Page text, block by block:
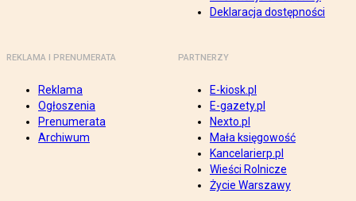
Deklaracja dostępności
REKLAMA I PRENUMERATA
Reklama
Ogłoszenia
Prenumerata
Archiwum
PARTNERZY
E-kiosk.pl
E-gazety.pl
Nexto.pl
Mała księgowość
Kancelarierp.pl
Wieści Rolnicze
Życie Warszawy